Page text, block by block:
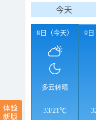
今天
8日（今天）
多云转晴
33/21℃
9日